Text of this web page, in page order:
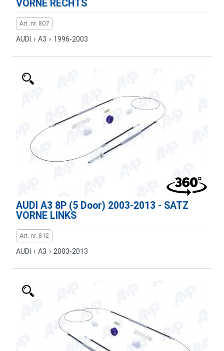
VORNE RECHTS
Art. nr. 807
AUDI › A3 › 1996-2003
AUDI A3 8P (5 Door) 2003-2013 - SATZ
VORNE LINKS
Art. nr. 812
AUDI › A3 › 2003-2013